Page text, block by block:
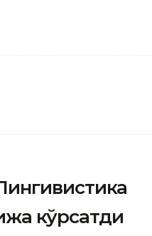
кўрсатди